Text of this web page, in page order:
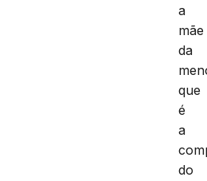
a
mãe
da
que
é
a
do